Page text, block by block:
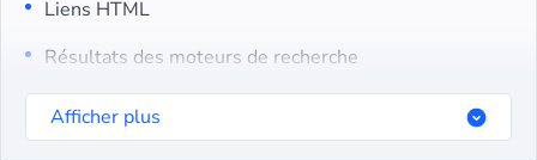
Liens HTML
Résultats des moteurs de recherche
DNS inversé pour les adresses IP cibles
Afficher plus